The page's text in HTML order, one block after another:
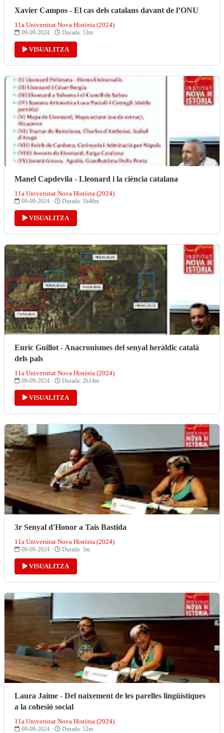
Xavier Campos - El cas dels catalans davant de l’ONU
11a Universitat Nova Història (2024)
09-09-2024 · Durada: 53m
VISUALITZA
Manel Capdevila - Lleonard i la ciència catalana
11a Universitat Nova Història (2024)
09-09-2024 · Durada: 1h48m
VISUALITZA
Enric Guillot - Anacronismes del senyal heràldic català
dels pals
11a Universitat Nova Història (2024)
09-09-2024 · Durada: 2h14m
VISUALITZA
3r Senyal d'Honor a Tais Bastida
11a Universitat Nova Història (2024)
09-09-2024 · Durada: 3m
VISUALITZA
Laura Jaime - Del naixement de les parelles lingüístiques
a la cohesió social
11a Universitat Nova Història (2024)
09-09-2024 · Durada: 52m